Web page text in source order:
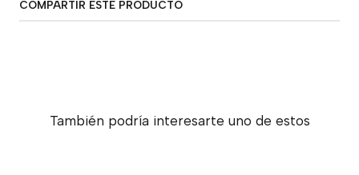
COMPARTIR ESTE PRODUCTO
También podría interesarte uno de estos